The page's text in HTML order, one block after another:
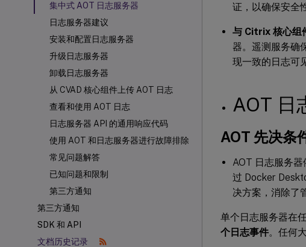
集中式 AOT 日志服务器
日志服务器建议
安装和配置日志服务器
升级日志服务器
卸载日志服务器
从 CVAD 核心组件上传 AOT 日志
查看和使用 AOT 日志
日志服务器 API 的通用响应代码
使用 AOT 和日志服务器进行故障排除
常见问题解答
已知问题和限制
第三方通知
第三方通知
SDK 和 API
文档历史记录
证，以确保安全
与 Citrix 核心组
器。遥测服务确
现一致的日志可
AOT 日
AOT 先决条
AOT 日志服务
过 Docker
决方案，消除了
单个日志服务器在
个日志事件。任何